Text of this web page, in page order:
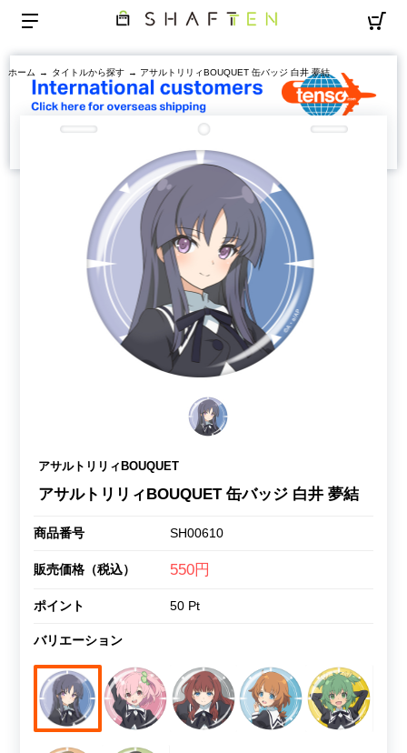
ホーム → タイトルから探す → アサルトリリィBOUQUET 缶バッジ 白井 夢結
アサルトリリィBOUQUET
アサルトリリィBOUQUET 缶バッジ 白井 夢結
商品番号 SH00610
販売価格（税込） 550円
ポイント 50 Pt
バリエーション